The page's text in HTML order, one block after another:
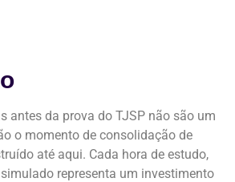
antes da prova do TJSP não são um
o momento de consolidação de
até aqui. Cada hora de estudo,
representa um investimento